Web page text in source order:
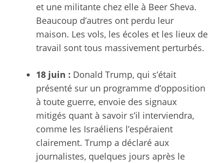
et une militante chez elle à Beer Sheva.
Beaucoup d’autres ont perdu leur
maison. Les vols, les écoles et les lieux de
travail sont tous massivement perturbés.
18 juin : Donald Trump, qui s’était
présenté sur un programme d’opposition
à toute guerre, envoie des signaux
mitigés quant à savoir s’il interviendra,
comme les Israéliens l’espéraient
clairement. Trump a déclaré aux
journalistes, quelques jours après le